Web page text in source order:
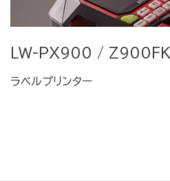
LW-PX900 / Z900FK
ラベルプリンター